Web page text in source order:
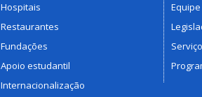
Hospitais
Restaurantes
Fundações
Apoio estudantil
Internacionalização
Equipe